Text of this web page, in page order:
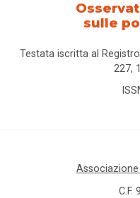
sulle
Testata iscritta al
227,
C.F.